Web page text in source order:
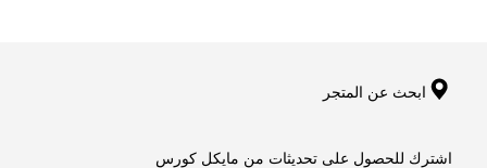
ابحث عن المتجر
اشترك للحصول على تحديثات من مايكل كورس